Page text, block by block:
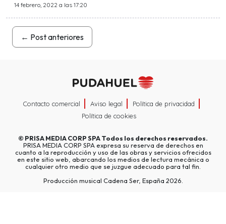
14 febrero, 2022 a las 17:20
← Post anteriores
Contacto comercial Aviso legal
Política de privacidad
Política de cookies
© PRISA MEDIA CORP SPATodos los derechos reservados.
PRISA MEDIA CORP SPA expresa su reserva de derechos en
cuanto a la reproducción y uso de las obras y servicios ofrecidos
en este sitio web, abarcando los medios de lectura mecánica o
cualquier otro medio que se juzgue adecuado para tal fin.
Producción musical Cadena Ser, España 2026.